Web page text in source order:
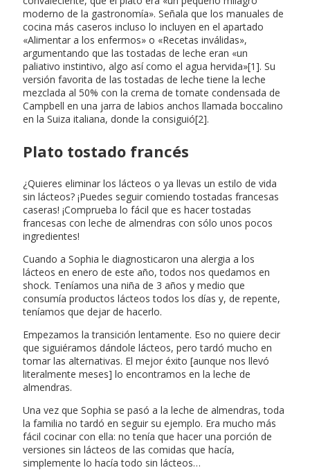
moderno de la gastronomía». Señala que los manuales de
cocina más caseros incluso lo incluyen en el apartado
«Alimentar a los enfermos» o «Recetas inválidas»,
argumentando que las tostadas de leche eran «un
paliativo instintivo, algo así como el agua hervida»[1]. Su
versión favorita de las tostadas de leche tiene la leche
mezclada al 50% con la crema de tomate condensada de
Campbell en una jarra de labios anchos llamada boccalino
en la Suiza italiana, donde la consiguió[2].
Plato tostado francés
¿Quieres eliminar los lácteos o ya llevas un estilo de vida
sin lácteos? ¡Puedes seguir comiendo tostadas francesas
caseras! ¡Comprueba lo fácil que es hacer tostadas
francesas con leche de almendras con sólo unos pocos
ingredientes!
Cuando a Sophia le diagnosticaron una alergia a los
lácteos en enero de este año, todos nos quedamos en
shock. Teníamos una niña de 3 años y medio que
consumía productos lácteos todos los días y, de repente,
teníamos que dejar de hacerlo.
Empezamos la transición lentamente. Eso no quiere decir
que siguiéramos dándole lácteos, pero tardó mucho en
tomar las alternativas. El mejor éxito [aunque nos llevó
literalmente meses] lo encontramos en la leche de
almendras.
Una vez que Sophia se pasó a la leche de almendras, toda
la familia no tardó en seguir su ejemplo. Era mucho más
fácil cocinar con ella: no tenía que hacer una porción de
versiones sin lácteos de las comidas que hacía,
simplemente lo hacía todo sin lácteos…